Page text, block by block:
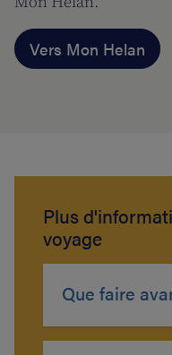
Vers Mon Helan
Plus
voyage
Que faire